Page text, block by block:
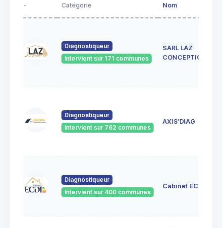
- Catégorie Nom
Diagnostiqueur
Intervient sur 171 communes
SARL LAZ
CONCEPTION
Diagnostiqueur
Intervient sur 762 communes
AXIS'DIAG
Diagnostiqueur
Intervient sur 400 communes
Cabinet ECDI